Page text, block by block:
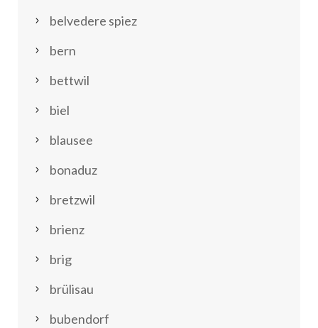
belvedere spiez
bern
bettwil
biel
blausee
bonaduz
bretzwil
brienz
brig
brülisau
bubendorf